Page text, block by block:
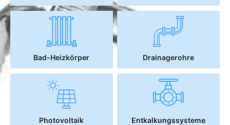
Bad-Heizkörper Drainagerohre
Photovoltaik Entkalkungssysteme